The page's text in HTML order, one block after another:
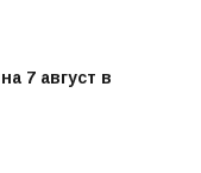
7 август в